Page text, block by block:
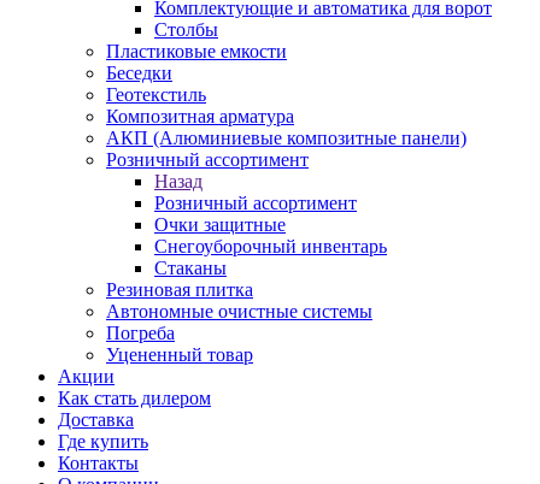
Комплектующие и автоматика для ворот
Столбы
Пластиковые емкости
Беседки
Геотекстиль
Композитная арматура
АКП (Алюминиевые композитные панели)
Розничный ассортимент
Назад
Розничный ассортимент
Очки защитные
Снегоуборочный инвентарь
Стаканы
Резиновая плитка
Автономные очистные системы
Погреба
Уцененный товар
Акции
Как стать дилером
Доставка
Где купить
Контакты